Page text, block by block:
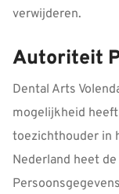
verwijderen.
Autoriteit
Dental Arts
mogelijkheid
toezichthouder in
Nederland heet